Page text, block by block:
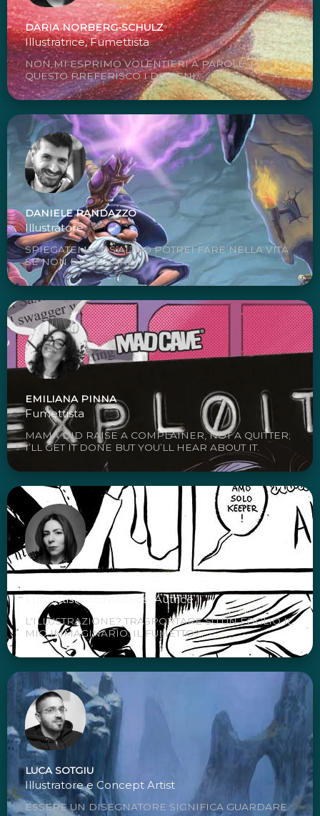
DARIA NORBERG-SCHULZ
Illustratrice, Fumettista
NON MI ESPRIMO VOLENTIERI A PAROLE, PER
QUESTO PREFERISCO I DISEGNI.
DANIELE RANDAZZO
Illustratore
SPIEGATEMI COS’ALTRO POTREI FARE NELLA VITA
SE NON DISEGNARE
EMILIANA PINNA
Fumettista
MAMA DID RAISE A COMPLAINER, NOT A QUITTER;
I’LL GET IT DONE BUT YOU’LL HEAR ABOUT IT.
Fumettista, Illustratrice, Autrice
L'ILLUSTRAZIONE? TRASPORTARE SU UN FOGLIO IL
MIO IMMAGINARIO. IL FUMETTO?...
LUCA SOTGIU
Illustratore e Concept Artist
ESSERE UN DISEGNATORE SIGNIFICA GUARDARE